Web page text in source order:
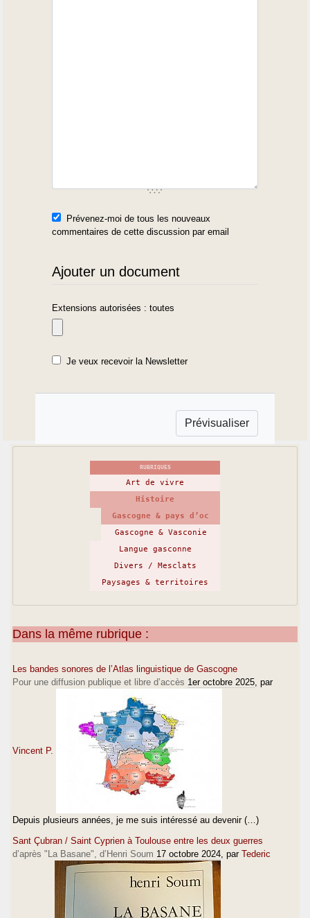
Prévenez-moi de tous les nouveaux
commentaires de cette discussion par email
Ajouter un document
Extensions autorisées : toutes
Je veux recevoir la Newsletter
RUBRIQUES
Art de vivre
Histoire
Gascogne & pays d’oc
Gascogne & Vasconie
Langue gasconne
Divers / Mesclats
Paysages & territoires
Dans la même rubrique :
Les bandes sonores de l’Atlas linguistique de Gascogne
Pour une diffusion publique et libre d’accès 1er octobre 2025 , par
Vincent P.
Depuis plusieurs années, je me suis intéressé au devenir (…)
Sant Çubran / Saint Cyprien à Toulouse entre les deux guerres
d’après "La Basane", d’Henri Soum 17 octobre 2024 , par Tederic